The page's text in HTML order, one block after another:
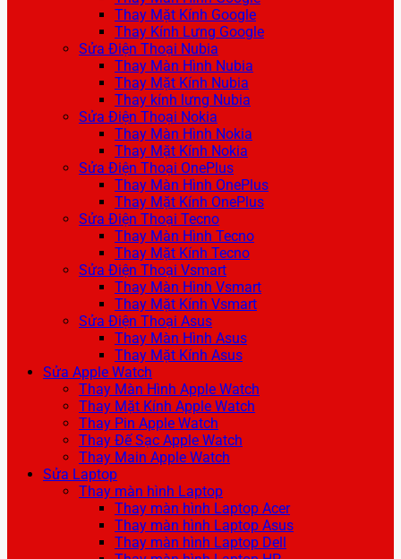
Thay Mặt Kính Google
Thay Kính Lưng Google
Sửa Điện Thoại Nubia
Thay Màn Hình Nubia
Thay Mặt Kính Nubia
Thay kính lưng Nubia
Sửa Điện Thoại Nokia
Thay Màn Hình Nokia
Thay Mặt Kính Nokia
Sửa Điện Thoại OnePlus
Thay Màn Hình OnePlus
Thay Mặt Kính OnePlus
Sửa Điện Thoại Tecno
Thay Màn Hình Tecno
Thay Mặt Kính Tecno
Sửa Điện Thoại Vsmart
Thay Màn Hình Vsmart
Thay Mặt Kính Vsmart
Sửa Điện Thoại Asus
Thay Màn Hình Asus
Thay Mặt Kính Asus
Sửa Apple Watch
Thay Màn Hình Apple Watch
Thay Mặt Kính Apple Watch
Thay Pin Apple Watch
Thay Đế Sạc Apple Watch
Thay Main Apple Watch
Sửa Laptop
Thay màn hình Laptop
Thay màn hình Laptop Acer
Thay màn hình Laptop Asus
Thay màn hình Laptop Dell